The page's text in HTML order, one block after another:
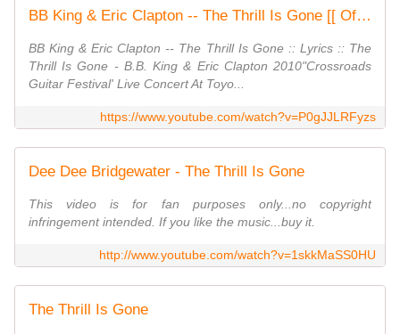
BB King & Eric Clapton -- The Thrill Is Gone [[ Official Live Video ]] HQ At Chicago
BB King & Eric Clapton -- The Thrill Is Gone :: Lyrics :: The
Thrill Is Gone - B.B. King & Eric Clapton 2010"Crossroads
Guitar Festival' Live Concert At Toyo...
https://www.youtube.com/watch?v=P0gJJLRFyzs
Dee Dee Bridgewater - The Thrill Is Gone
This video is for fan purposes only...no copyright
infringement intended. If you like the music...buy it.
http://www.youtube.com/watch?v=1skkMaSS0HU
The Thrill Is Gone